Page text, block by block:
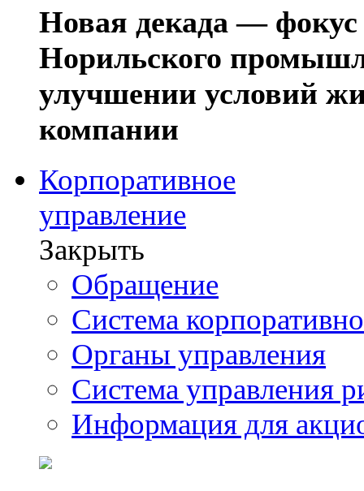
Новая декада — фокус
Норильского
улучшении условий
компании
Корпоративное
управление
Закрыть
Обращение
Система
Органы управления
Система управления
Информация для